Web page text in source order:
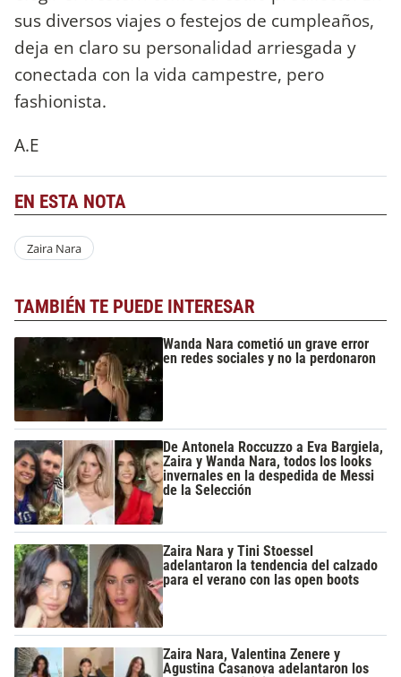
sus diversos viajes o festejos de cumpleaños,
deja en claro su personalidad arriesgada y
conectada con la vida campestre, pero
fashionista.
A.E
EN ESTA NOTA
Zaira Nara
TAMBIÉN TE PUEDE INTERESAR
Wanda Nara cometió un grave error
en redes sociales y no la perdonaron
De Antonela Roccuzzo a Eva Bargiela,
Zaira y Wanda Nara, todos los looks
invernales en la despedida de Messi
de la Selección
Zaira Nara y Tini Stoessel
adelantaron la tendencia del calzado
para el verano con las open boots
Zaira Nara, Valentina Zenere y
Agustina Casanova adelantaron los